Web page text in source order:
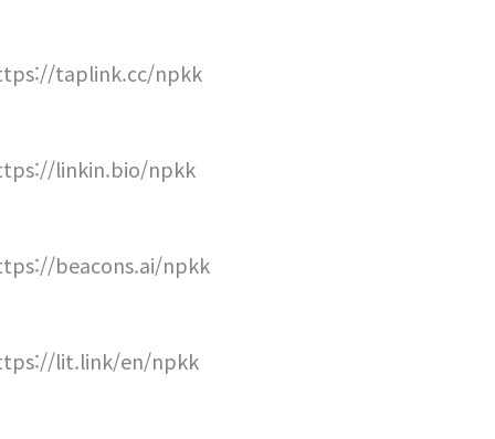
taplink.cc/npkk
linkin.bio/npkk
beacons.ai/npkk
lit.link/en/npkk